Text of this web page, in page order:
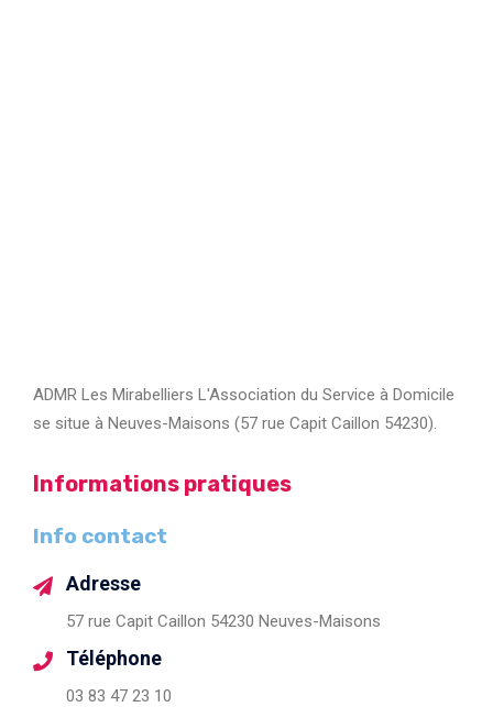
ADMR Les Mirabelliers L'Association du Service à Domicile
se situe à Neuves-Maisons (57 rue Capit Caillon 54230).
Informations pratiques
Info contact
Adresse
57 rue Capit Caillon 54230 Neuves-Maisons
Téléphone
03 83 47 23 10